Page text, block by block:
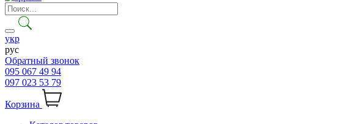
укр
рус
Обратный звонок
095 067 49 94
097 023 53 79
Корзина